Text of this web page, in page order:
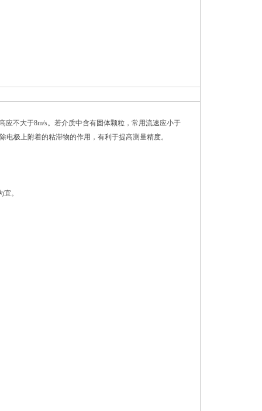
应不大于8m/s。若介质中含有固体颗粒，常用流速应小于
极上附着的粘滞物的作用，有利于提高测量精度。
。